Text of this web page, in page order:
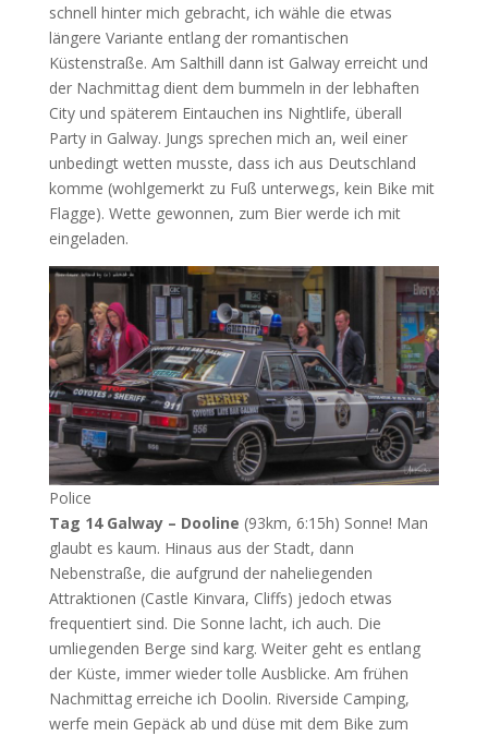
schnell hinter mich gebracht, ich wähle die etwas
längere Variante entlang der romantischen
Küstenstraße. Am Salthill dann ist Galway erreicht und
der Nachmittag dient dem bummeln in der lebhaften
City und späterem Eintauchen ins Nightlife, überall
Party in Galway. Jungs sprechen mich an, weil einer
unbedingt wetten musste, dass ich aus Deutschland
komme (wohlgemerkt zu Fuß unterwegs, kein Bike mit
Flagge). Wette gewonnen, zum Bier werde ich mit
eingeladen.
Police
Tag 14 Galway – Dooline (93km, 6:15h) Sonne! Man
glaubt es kaum. Hinaus aus der Stadt, dann
Nebenstraße, die aufgrund der naheliegenden
Attraktionen (Castle Kinvara, Cliffs) jedoch etwas
frequentiert sind. Die Sonne lacht, ich auch. Die
umliegenden Berge sind karg. Weiter geht es entlang
der Küste, immer wieder tolle Ausblicke. Am frühen
Nachmittag erreiche ich Doolin. Riverside Camping,
werfe mein Gepäck ab und düse mit dem Bike zum